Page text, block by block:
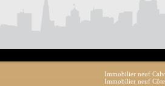
Immobilier neuf
Immobilier neuf